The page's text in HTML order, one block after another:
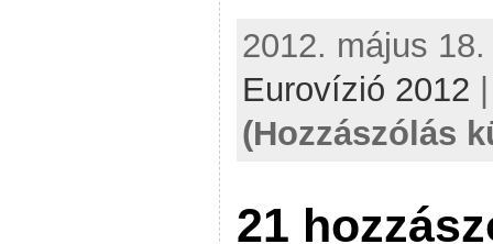
2012. május
Eurovízió 2012
(Hozzászólás
21